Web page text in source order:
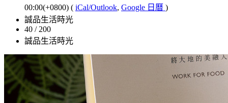
00:00(+0800) ( iCal/Outlook, Google 日曆 )
誠品生活時光
40 / 200
誠品生活時光